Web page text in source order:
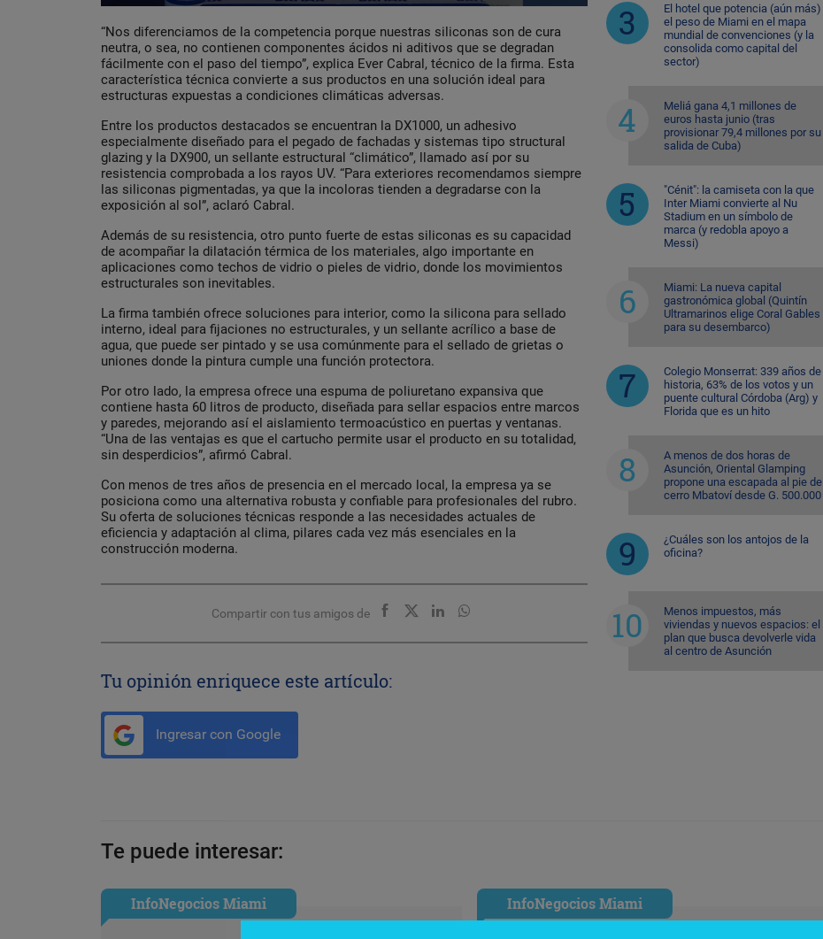
“Nos diferenciamos de la competencia porque nuestras siliconas son de cura
neutra, o sea, no contienen componentes ácidos ni aditivos que se degradan
fácilmente con el paso del tiempo”, explica Ever Cabral, técnico de la firma. Esta
característica técnica convierte a sus productos en una solución ideal para
estructuras expuestas a condiciones climáticas adversas.
Entre los productos destacados se encuentran la DX1000, un adhesivo
especialmente diseñado para el pegado de fachadas y sistemas tipo structural
glazing y la DX900, un sellante estructural “climático”, llamado así por su
resistencia comprobada a los rayos UV. “Para exteriores recomendamos siempre
las siliconas pigmentadas, ya que la incoloras tienden a degradarse con la
exposición al sol”, aclaró Cabral.
Además de su resistencia, otro punto fuerte de estas siliconas es su capacidad
de acompañar la dilatación térmica de los materiales, algo importante en
aplicaciones como techos de vidrio o pieles de vidrio, donde los movimientos
estructurales son inevitables.
La firma también ofrece soluciones para interior, como la silicona para sellado
interno, ideal para fijaciones no estructurales, y un sellante acrílico a base de
agua, que puede ser pintado y se usa comúnmente para el sellado de grietas o
uniones donde la pintura cumple una función protectora.
Por otro lado, la empresa ofrece una espuma de poliuretano expansiva que
contiene hasta 60 litros de producto, diseñada para sellar espacios entre marcos
y paredes, mejorando así el aislamiento termoacústico en puertas y ventanas.
“Una de las ventajas es que el cartucho permite usar el producto en su totalidad,
sin desperdicios”, afirmó Cabral.
Con menos de tres años de presencia en el mercado local, la empresa ya se
posiciona como una alternativa robusta y confiable para profesionales del rubro.
Su oferta de soluciones técnicas responde a las necesidades actuales de
eficiencia y adaptación al clima, pilares cada vez más esenciales en la
construcción moderna.
Compartir con tus amigos de
Tu opinión enriquece este artículo:
Ingresar con Google
El hotel que potencia (aún más)
el peso de Miami en el mapa
mundial de convenciones (y la
consolida como capital del
sector)
Meliá gana 4,1 millones de
euros hasta junio (tras
provisionar 79,4 millones por su
salida de Cuba)
"Cénit": la camiseta con la que
Inter Miami convierte al Nu
Stadium en un símbolo de
marca (y redobla apoyo a
Messi)
Miami: La nueva capital
gastronómica global (Quintín
Ultramarinos elige Coral Gables
para su desembarco)
Colegio Monserrat: 339 años de
historia, 63% de los votos y un
puente cultural Córdoba (Arg) y
Florida que es un hito
A menos de dos horas de
Asunción, Oriental Glamping
propone una escapada al pie del
cerro Mbatoví desde G. 500.000
¿Cuáles son los antojos de la
oficina?
Menos impuestos, más
viviendas y nuevos espacios: el
plan que busca devolverle vida
al centro de Asunción
Te puede interesar:
InfoNegocios Miami InfoNegocios Miami